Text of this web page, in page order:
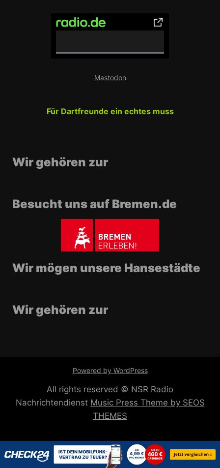
C
p
Mastodon
Für Dartfreunde ein echtes muss
Wir gehören zur
Besucht uns auf Bremen.de
Wir mögen unsere Hansestädte
Wir gehören zur
Powered by WordPress
All rights reserved © NSR Radio
Nachrichtendienst Music Press Theme by SEOS
THEMES